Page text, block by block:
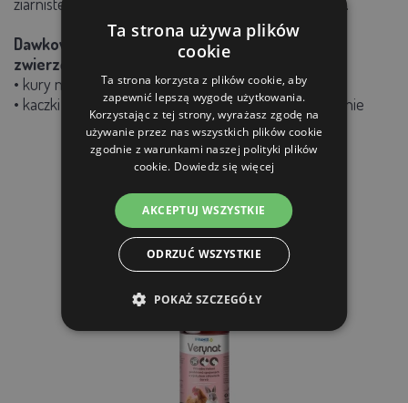
Dawkowanie w zależności od wielkości i wieku
zwierzęcia:
• kury nioski: 70 - 100 g na 10 sztuk dziennie
• kaczki hodowlane, gęsi nioski: 90 g na 10 sztuk dziennie
PRODUKTY POWIĄZANE
Ta strona używa plików
cookie
Ta strona korzysta z plików cookie, aby
zapewnić lepszą wygodę użytkowania.
Korzystając z tej strony, wyrażasz zgodę na
używanie przez nas wszystkich plików cookie
zgodnie z warunkami naszej polityki plików
cookie. Dowiedz się więcej
AKCEPTUJ WSZYSTKIE
ODRZUĆ WSZYSTKIE
POKAŻ SZCZEGÓŁY